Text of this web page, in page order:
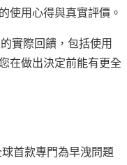
使用心得與真實評價。
實際回饋，包括使用
在做出決定前能有更全
球首款專門為早洩問題